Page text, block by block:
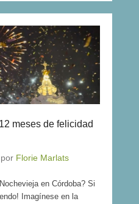
meses de felicidad
por Florie Marlats
en Córdoba? Si
Imagínese en la